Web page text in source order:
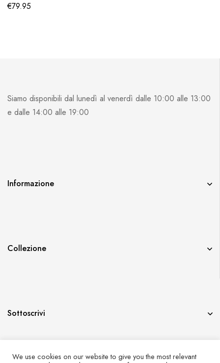
€79.95
Siamo disponibili dal lunedì al venerdì dalle 10:00 alle 13:00
e dalle 14:00 alle 19:00
Informazione
Collezione
Sottoscrivi
We use cookies on our website to give you the most relevant